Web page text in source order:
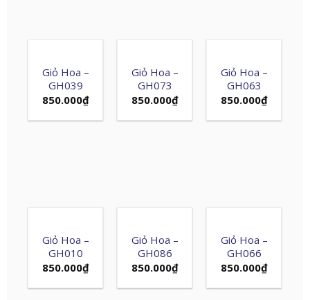
Giỏ Hoa –
GH039
850.000₫
Giỏ Hoa –
GH073
850.000₫
Giỏ Hoa –
GH063
850.000₫
Giỏ Hoa –
GH010
850.000₫
Giỏ Hoa –
GH086
850.000₫
Giỏ Hoa –
GH066
850.000₫